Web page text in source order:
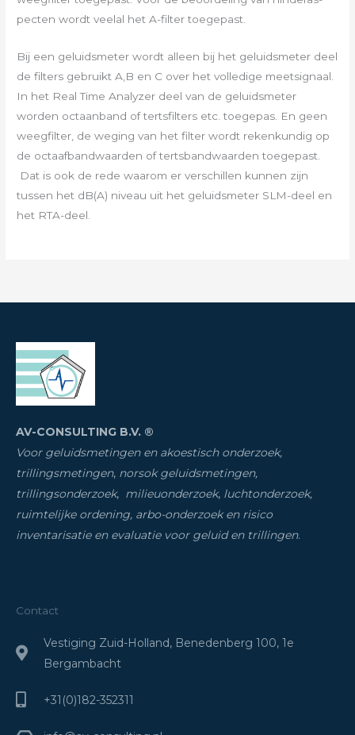
pecten wordt veelal het A-filter toegepast.
Bij een geluidsmeter wordt alleen bij het geluidsmeter deel
de filters gebruikt A,B en C over het volledige meetsignaal.
In het Real Time Analyzer deel van de geluidsmeter
worden octaanband of tertsfilters etc. toegepas. En geen
weegfilter, de weging van het filter wordt rekenkundig op
de octaafbandwaarden of tertsbandwaarden toegepast.
Dat is ook de rede waarom er verschillen kunnen zijn
tussen het dB(A) niveau uit het geluidsmeter SLM-deel en
het RTA-deel.
AV-CONSULTING B.V. ®
Voor geluidsmetingen en akoestisch onderzoek,
trillingsmetingen, norsok geluidsmetingen,
trillingsonderzoek, milieuonderzoek, luchtonderzoek,
ruimtelijke ordening, arbo-onderzoek en risico
inventarisatie en evaluatie voor geluid en trillingen.
Contact
Vestiging Zuid-Holland, Benedenberg 100, 1e
Bergambacht
+31(0)182-352311